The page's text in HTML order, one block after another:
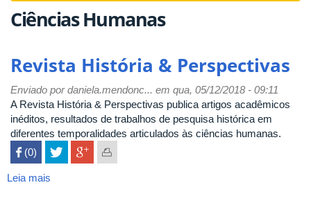
Ciências Humanas
Revista História & Perspectivas
Enviado pordaniela.mendonc... em qua, 05/12/2018 - 09:11
A Revista História & Perspectivas publica artigos acadêmicos
inéditos, resultados de trabalhos de pesquisa histórica em
diferentes temporalidades articulados às ciências humanas.
 (0)
Leia mais